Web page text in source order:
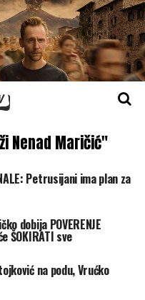
Nenad Maričić"
Petrusijani ima plan za
dobija POVERENJE
ŠOKIRATI sve
na podu, Vrućko